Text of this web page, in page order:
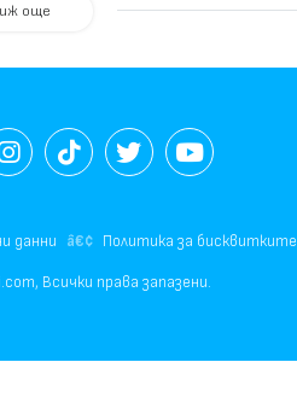
още
данни Политика за бисквитките
Всички права запазени.